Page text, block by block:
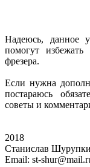
Надеюсь, данное
помогут
фрезера.
Если нужна
постараюсь
советы и
2018
Станислав
Email: st-